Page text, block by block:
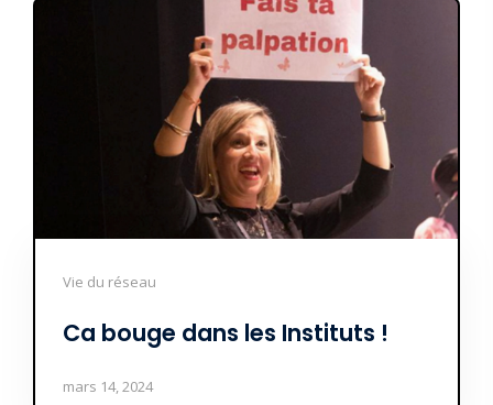
Vie du réseau
Ca bouge dans les Instituts !
mars 14, 2024